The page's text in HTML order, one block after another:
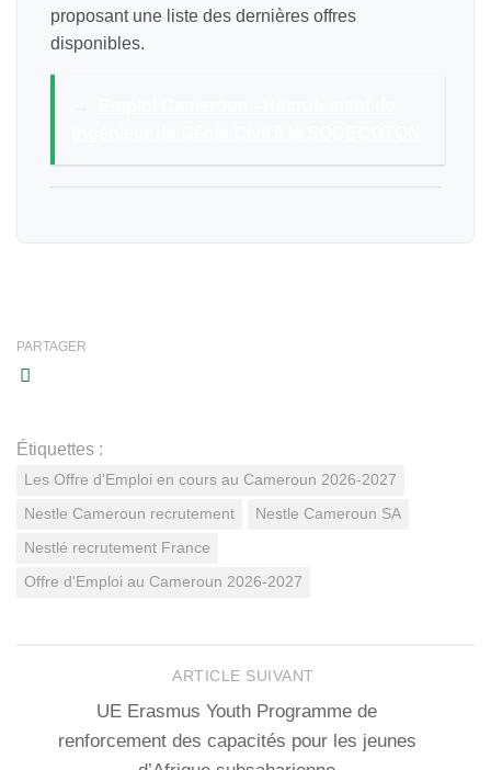
proposant une liste des dernières offres
disponibles.
PARTAGER
Étiquettes :
Les Offre d'Emploi en cours au Cameroun 2026-2027
Nestle Cameroun recrutement Nestle Cameroun SA
Nestlé recrutement France
Offre d'Emploi au Cameroun 2026-2027
ARTICLE SUIVANT
UE Erasmus Youth Programme de
renforcement des capacités pour les jeunes